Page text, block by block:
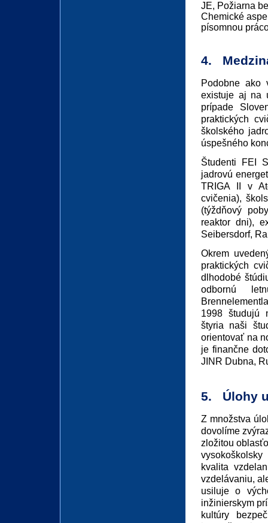
JE, Požiarna
Chemické
písomnou
4.
Podobne ako
existuje aj na
prípade
praktických
školského
úspešného
Študenti FEI
jadrovú
TRIGA II v
cvičenia),
(týždňový
reaktor dni),
Seibersdorf,
Okrem
praktických
dlhodobé
odbornú
1998 študujú
štyria naši
orientovať na
je finančne
JINR Dubna,
5. Úlohy
Z množstva
dovolíme
zložitou
kvalita
vzdelávaniu,
usiluje o
inžinierskym
kultúry